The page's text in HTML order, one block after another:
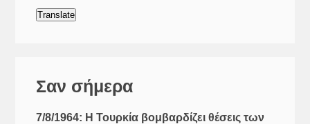
a
this
Translate
Σαν σήμερα
7/8/1964: Η Τουρκία βομβαρδίζει θέσεις των